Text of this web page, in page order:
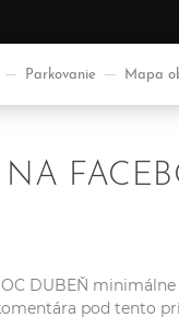
Parkovanie Mapa
DUBEŇ
pod tento